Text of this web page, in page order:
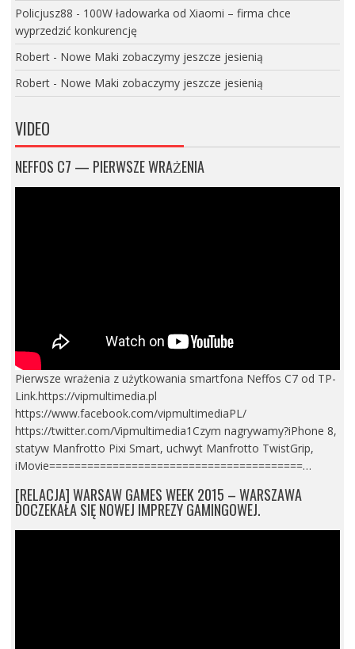
Policjusz88 - 100W ładowarka od Xiaomi – firma chce
wyprzedzić konkurencję
Robert- Nowe Maki zobaczymy jeszcze jesienią
Robert- Nowe Maki zobaczymy jeszcze jesienią
VIDEO
NEFFOS C7 — PIERWSZE WRAŻENIA
Pierwsze wrażenia z użytkowania smartfona Neffos C7 od TP-
Link.https://vipmultimedia.pl
https://www.facebook.com/vipmultimediaPL/
https://twitter.com/Vipmultimedia1Czym nagrywamy?iPhone 8,
statyw Manfrotto Pixi Smart, uchwyt Manfrotto TwistGrip,
iMovie========================================…
[RELACJA] WARSAW GAMES WEEK 2015 – WARSZAWA
DOCZEKAŁA SIĘ NOWEJ IMPREZY GAMINGOWEJ.